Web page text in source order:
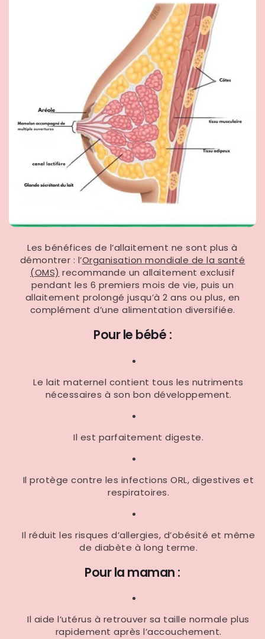
Les bénéfices de l’allaitement ne sont plus à
démontrer : l’Organisation mondiale de la santé
(OMS) recommande un allaitement exclusif
pendant les 6 premiers mois de vie, puis un
allaitement prolongé jusqu’à 2 ans ou plus, en
complément d’une alimentation diversifiée.
Pour le bébé :
Le lait maternel contient tous les nutriments
nécessaires à son bon développement.
Il est parfaitement digeste.
Il protège contre les infections ORL, digestives et
respiratoires.
Il réduit les risques d’allergies, d’obésité et même
de diabète à long terme.
Pour la maman :
Il aide l’utérus à retrouver sa taille normale plus
rapidement après l’accouchement.